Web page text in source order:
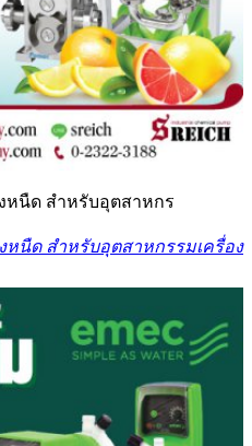
หนืด สำหรับอุตสาหกร
หนืด สำหรับอุตสาหกรรมเครื่อง